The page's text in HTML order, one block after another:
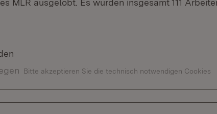
Bitte akzeptieren Sie die technisch notwendigen Cookies